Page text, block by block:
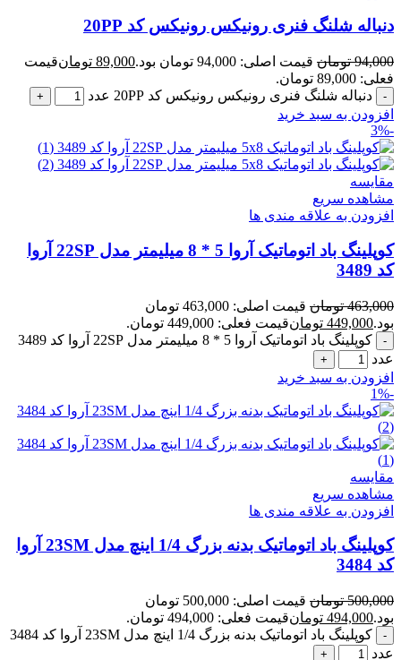
دنباله شلنگ فنری رونیکس رونیکس کد 20PP
94,000 تومان قیمت اصلی: 94,000 تومان بود. 89,000 تومانقیمت
فعلی: 89,000 تومان.
دنباله شلنگ فنری رونیکس رونیکس کد 20PP عدد
افزودن به سبد خرید
-3%
مقایسه
مشاهده سریع
افزودن به علاقه مندی ها
کوپلینگ باد اتوماتیک آروا 5 * 8 میلیمتر مدل 22SP آروا
کد 3489
463,000 تومان
قیمت اصلی: 463,000 تومان
بود.449,000 تومانقیمت فعلی: 449,000 تومان.
کوپلینگ باد اتوماتیک آروا 5 * 8 میلیمتر مدل 22SP آروا کد 3489
عدد
افزودن به سبد خرید
-1%
مقایسه
مشاهده سریع
افزودن به علاقه مندی ها
کوپلینگ باد اتوماتیک بدنه بزرگ 1/4 اینچ مدل 23SM آروا
کد 3484
500,000 تومان
قیمت اصلی: 500,000 تومان
بود.494,000 تومانقیمت فعلی: 494,000 تومان.
کوپلینگ باد اتوماتیک بدنه بزرگ 1/4 اینچ مدل 23SM آروا کد 3484
عدد